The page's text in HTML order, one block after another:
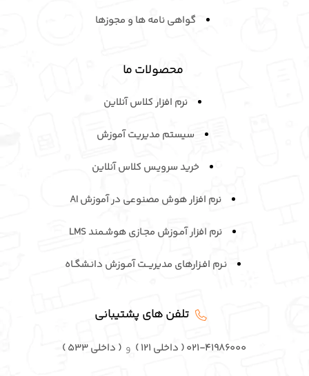
گواهی نامه ها و مجوزها
محصولات ما
نرم افزار کلاس آنلاین
سیستم مدیریت آموزش
خرید سرویـس کلاس آنلاین
نرم افزار هوش مصنوعی در آموزش AI
نرم افزار آمـوزش مجـازی هوشـمند LMS
نـرم افـزارهای مدیریــت آمـوزش دانـشگـاه
تلفن های پشتیبانی
۰۲۱-۴۱۹۸۶۰۰۰ ( داخلی ۱۲۱ ) و ( داخلی ۵۳۳ )